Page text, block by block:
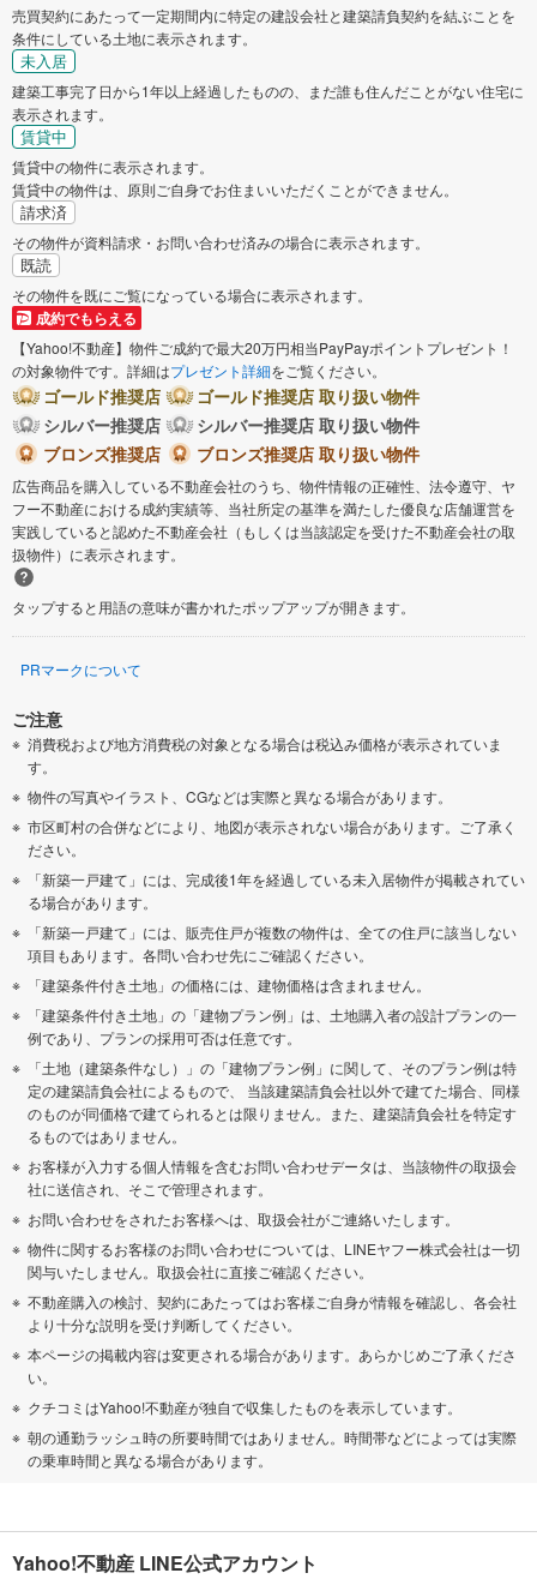
売買契約にあたって一定期間内に特定の建設会社と建築請負契約を結ぶことを
条件にしている土地に表示されます。
未入居
建築工事完了日から1年以上経過したものの、まだ誰も住んだことがない住宅に
表示されます。
賃貸中
賃貸中の物件に表示されます。
賃貸中の物件は、原則ご自身でお住まいいただくことができません。
請求済
その物件が資料請求・お問い合わせ済みの場合に表示されます。
既読
その物件を既にご覧になっている場合に表示されます。
成約でもらえる
【Yahoo!不動産】物件ご成約で最大20万円相当PayPayポイントプレゼント！
の対象物件です。詳細はプレゼント詳細をご覧ください。
ゴールド推奨店
ゴールド推奨店 取り扱い物件
シルバー推奨店
シルバー推奨店 取り扱い物件
ブロンズ推奨店
ブロンズ推奨店 取り扱い物件
広告商品を購入している不動産会社のうち、物件情報の正確性、法令遵守、ヤ
フー不動産における成約実績等、当社所定の基準を満たした優良な店舗運営を
実践していると認めた不動産会社（もしくは当該認定を受けた不動産会社の取
扱物件）に表示されます。
タップすると用語の意味が書かれたポップアップが開きます。
PRマークについて
ご注意
消費税および地方消費税の対象となる場合は税込み価格が表示されていま
す。
物件の写真やイラスト、CGなどは実際と異なる場合があります。
市区町村の合併などにより、地図が表示されない場合があります。ご了承く
ださい。
「新築一戸建て」には、完成後1年を経過している未入居物件が掲載されてい
る場合があります。
「新築一戸建て」には、販売住戸が複数の物件は、全ての住戸に該当しない
項目もあります。各問い合わせ先にご確認ください。
「建築条件付き土地」の価格には、建物価格は含まれません。
「建築条件付き土地」の「建物プラン例」は、土地購入者の設計プランの一
例であり、プランの採用可否は任意です。
「土地（建築条件なし）」の「建物プラン例」に関して、そのプラン例は特
定の建築請負会社によるもので、 当該建築請負会社以外で建てた場合、同様
のものが同価格で建てられるとは限りません。また、建築請負会社を特定す
るものではありません。
お客様が入力する個人情報を含むお問い合わせデータは、当該物件の取扱会
社に送信され、そこで管理されます。
お問い合わせをされたお客様へは、取扱会社がご連絡いたします。
物件に関するお客様のお問い合わせについては、LINEヤフー株式会社は一切
関与いたしません。取扱会社に直接ご確認ください。
不動産購入の検討、契約にあたってはお客様ご自身が情報を確認し、各会社
より十分な説明を受け判断してください。
本ページの掲載内容は変更される場合があります。あらかじめご了承くださ
い。
クチコミはYahoo!不動産が独自で収集したものを表示しています。
朝の通勤ラッシュ時の所要時間ではありません。時間帯などによっては実際
の乗車時間と異なる場合があります。
Yahoo!不動産 LINE公式アカウント